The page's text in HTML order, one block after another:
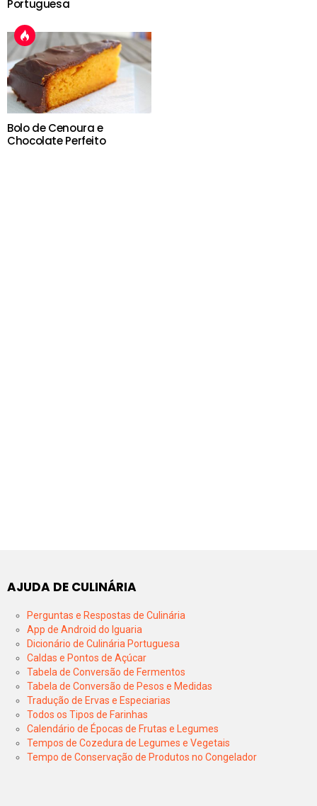
Portuguesa
Bolo de Cenoura e
Chocolate Perfeito
AJUDA DE CULINÁRIA
Perguntas e Respostas de Culinária
App de Android do Iguaria
Dicionário de Culinária Portuguesa
Caldas e Pontos de Açúcar
Tabela de Conversão de Fermentos
Tabela de Conversão de Pesos e Medidas
Tradução de Ervas e Especiarias
Todos os Tipos de Farinhas
Calendário de Épocas de Frutas e Legumes
Tempos de Cozedura de Legumes e Vegetais
Tempo de Conservação de Produtos no Congelador